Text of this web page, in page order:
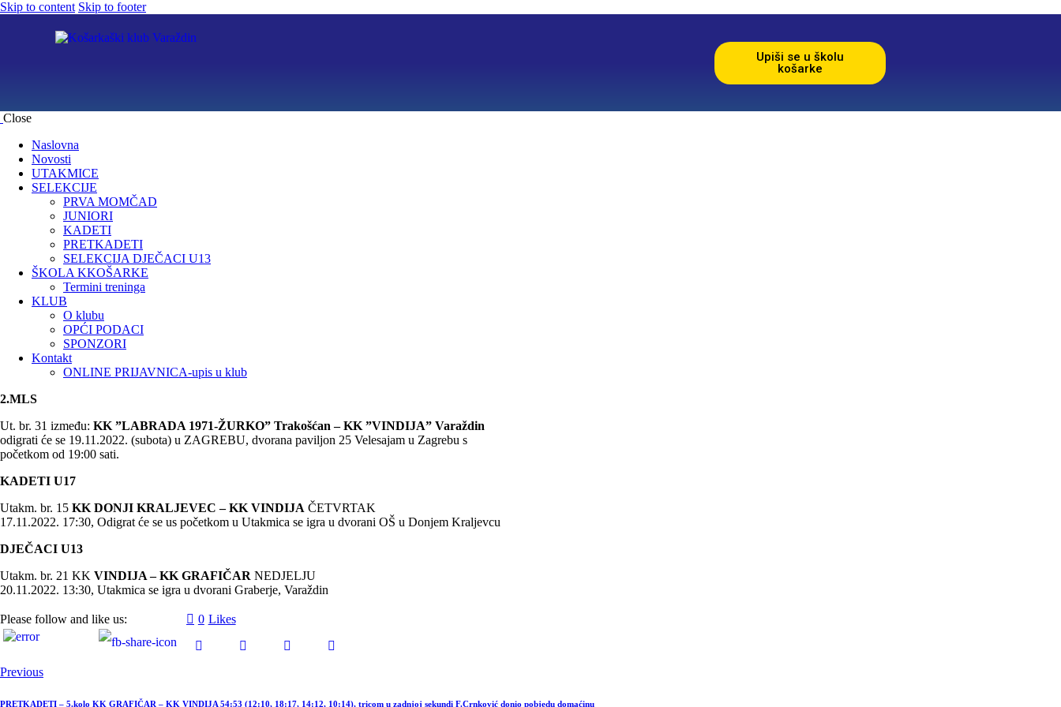
Skip to content Skip to footer
Upiši se u školu
košarke
Close
Naslovna
Novosti
UTAKMICE
SELEKCIJE
PRVA MOMČAD
JUNIORI
KADETI
PRETKADETI
SELEKCIJA DJEČACI U13
ŠKOLA KKOŠARKE
Termini treninga
KLUB
O klubu
OPĆI PODACI
SPONZORI
Kontakt
ONLINE PRIJAVNICA-upis u klub
2.MLS
Ut. br. 31 između: KK ”LABRADA 1971-ŽURKO” Trakošćan – KK ”VINDIJA” Varaždin
odigrati će se 19.11.2022. (subota) u ZAGREBU, dvorana paviljon 25 Velesajam u Zagrebu s
početkom od 19:00 sati.
KADETI U17
Utakm. br. 15 KK DONJI KRALJEVEC – KK VINDIJA ČETVRTAK
17.11.2022. 17:30, Odigrat će se us početkom u Utakmica se igra u dvorani OŠ u Donjem Kraljevcu
DJEČACI U13
Utakm. br. 21 KK VINDIJA – KK GRAFIČAR NEDJELJU
20.11.2022. 13:30, Utakmica se igra u dvorani Graberje, Varaždin
Please follow and like us: 0 Likes
Previous
PRETKADETI – 5.kolo KK GRAFIČAR – KK VINDIJA 54:53 (12:10, 18:17, 14:12, 10:14), tricom u zadnjoj sekundi F.Crnković donio pobjedu domaćinu